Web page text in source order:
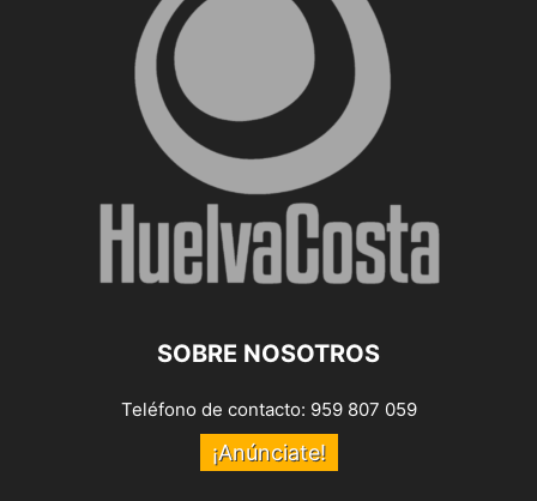
SOBRE NOSOTROS
Teléfono de contacto: 959 807 059
¡Anúnciate!